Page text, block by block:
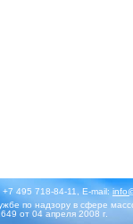
495 718-84-11, E-mail:
по надзору в сфере
от 04 апреля 2008 г.